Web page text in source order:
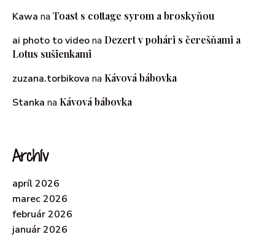
Kawa na Toast s cottage syrom a broskyňou
ai photo to videona Dezert v pohári s čerešňami a
Lotus sušienkami
zuzana.torbikova na Kávová bábovka
Stanka na Kávová bábovka
Archív
apríl 2026
marec 2026
február 2026
január 2026